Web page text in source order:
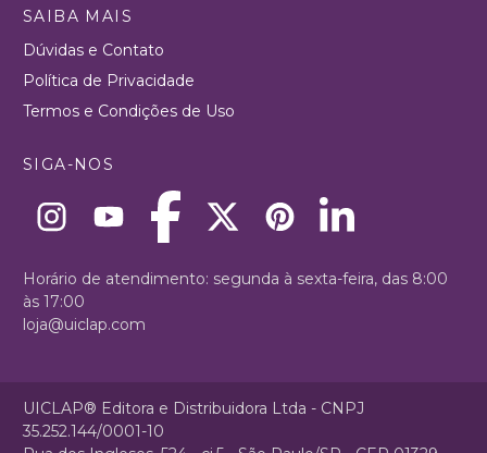
SAIBA MAIS
Dúvidas e Contato
Política de Privacidade
Termos e Condições de Uso
SIGA-NOS
Horário de atendimento: segunda à sexta-feira, das 8:00
às 17:00
loja@uiclap.com
UICLAP® Editora e Distribuidora Ltda - CNPJ
35.252.144/0001-10